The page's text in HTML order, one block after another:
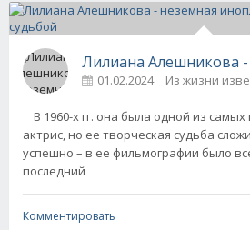
Лилиана Алешникова -
01.02.2024 Из жизни
В 1960-х гг. она была одной из самых
актрис, но ее творческая судьба
успешно – в ее фильмографии было
последний
Комментировать